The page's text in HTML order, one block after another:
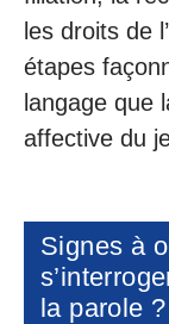
les droits de
étapes
langage que
affective du
Signes à
la parole ?